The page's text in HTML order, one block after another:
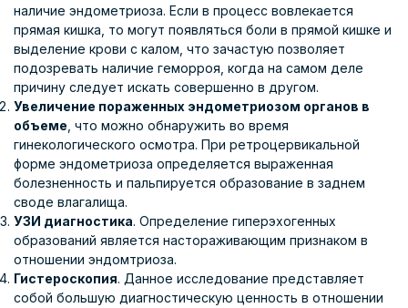
наличие эндометриоза. Если в процесс вовлекается
прямая кишка, то могут появляться боли в прямой кишке и
выделение крови с калом, что зачастую позволяет
подозревать наличие геморроя, когда на самом деле
причину следует искать совершенно в другом.
Увеличение пораженных эндометриозом органов в
объеме , что можно обнаружить во время
гинекологического осмотра. При ретроцервикальной
форме эндометриоза определяется выраженная
болезненность и пальпируется образование в заднем
своде влагалища.
УЗИ диагностика. Определение гиперэхогенных
образований является настораживающим признаком в
отношении эндомтриоза.
Гистероскопия. Данное исследование представляет
собой большую диагностическую ценность в отношении